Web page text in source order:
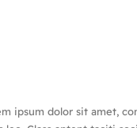
ipsum dolor sit amet,